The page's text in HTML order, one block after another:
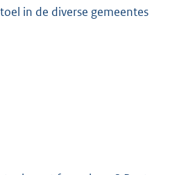
in de diverse gemeentes